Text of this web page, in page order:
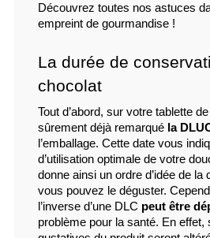
Découvrez toutes nos astuces
empreint de gourmandise !
La durée de
chocolat
Tout d’abord, sur votre tablette
sûrement déjà remarqué la
l’emballage. Cette date vous
d’utilisation optimale de votre
donne ainsi un ordre d’idée de la
vous pouvez le déguster.
l’inverse d’une DLC peut être
problème pour la santé. En effet,